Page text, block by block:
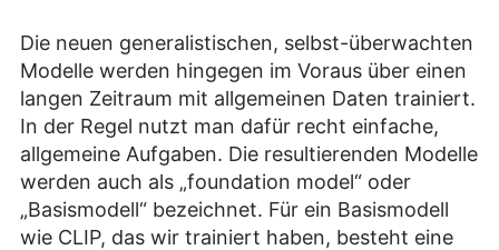
Die neuen generalistischen, selbst-überwachten
Modelle werden hingegen im Voraus über einen
langen Zeitraum mit allgemeinen Daten trainiert.
In der Regel nutzt man dafür recht einfache,
allgemeine Aufgaben. Die resultierenden Modelle
werden auch als „foundation model“ oder
„Basismodell“ bezeichnet. Für ein Basismodell
wie CLIP, das wir trainiert haben, besteht eine